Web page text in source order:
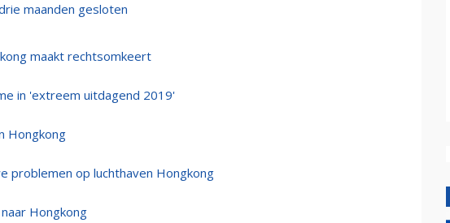
maanden gesloten
maakt rechtsomkeert
in 'extreem uitdagend 2019'
Hongkong
problemen op luchthaven Hongkong
Hongkong